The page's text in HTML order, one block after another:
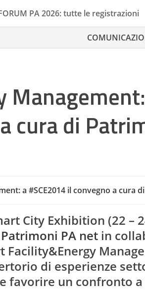
PA 2026: tutte le registrazioni
cura di
a #SCE2014 il convegno a cura
City Exhibition (22 –
PA net in
Facility&Energy
di esperienze
favorire un confronto